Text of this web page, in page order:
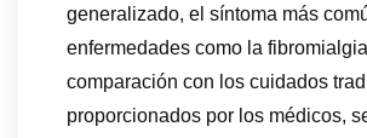
generalizado, el síntoma más
enfermedades como la
comparación con los cuidados
proporcionados por los médicos,